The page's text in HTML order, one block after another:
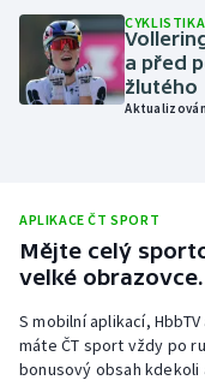
Olympijské hry
Parasport
Ragby
Rychlobruslení
Rychlostní
CYKLISTIKA
a před
žlutého
APLIKACE ČT SPORT
Mějte celý
velké obrazovce.
S mobilní aplikací,
máte ČT sport vždy po
bonusový obsah kdekoli